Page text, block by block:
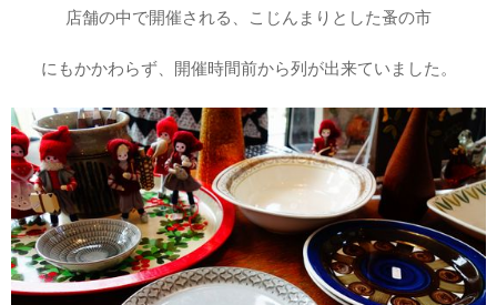
店舗の中で開催される、こじんまりとした蚤の市
にもかかわらず、開催時間前から列が出来ていました。